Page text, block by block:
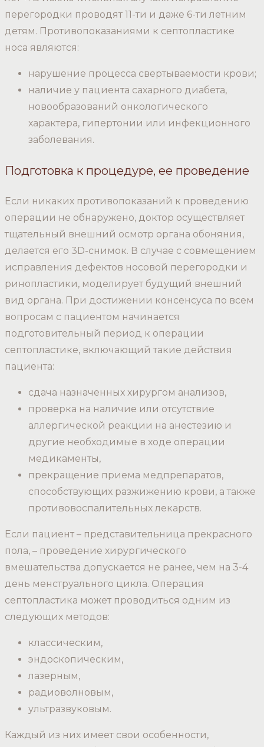
перегородки проводят 11-ти и даже 6-ти летним
детям. Противопоказаниями к септопластике
носа являются:
нарушение процесса свертываемости крови;
наличие у пациента сахарного диабета,
новообразований онкологического
характера, гипертонии или инфекционного
заболевания.
Подготовка к процедуре, ее проведение
Если никаких противопоказаний к проведению
операции не обнаружено, доктор осуществляет
тщательный внешний осмотр органа обоняния,
делается его 3D-снимок. В случае с совмещением
исправления дефектов носовой перегородки и
ринопластики, моделирует будущий внешний
вид органа. При достижении консенсуса по всем
вопросам с пациентом начинается
подготовительный период к операции
септопластике, включающий такие действия
пациента:
сдача назначенных хирургом анализов,
проверка на наличие или отсутствие
аллергической реакции на анестезию и
другие необходимые в ходе операции
медикаменты,
прекращение приема медпрепаратов,
способствующих разжижению крови, а также
противовоспалительных лекарств.
Если пациент – представительница прекрасного
пола, – проведение хирургического
вмешательства допускается не ранее, чем на 3-4
день менструального цикла. Операция
септопластика может проводиться одним из
следующих методов:
классическим,
эндоскопическим,
лазерным,
радиоволновым,
ультразвуковым.
Каждый из них имеет свои особенности,